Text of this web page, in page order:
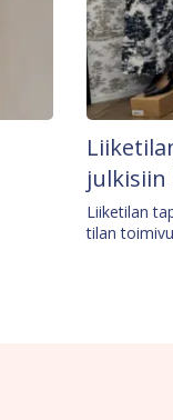
julkisiin
Liiketilan
tilan